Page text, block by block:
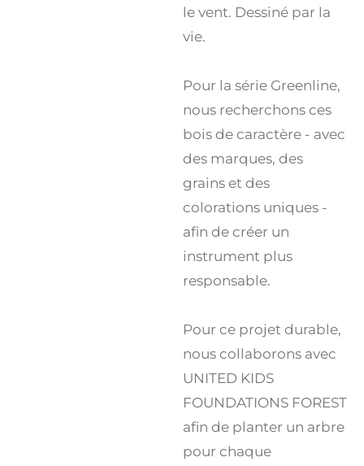
le vent. Dessiné par la
vie.
Pour la série Greenline,
nous recherchons ces
bois de caractère - avec
des marques, des
grains et des
colorations uniques -
afin de créer un
instrument plus
responsable.
Pour ce projet durable,
nous collaborons avec
UNITED KIDS
FOUNDATIONS FOREST
afin de planter un arbre
pour chaque